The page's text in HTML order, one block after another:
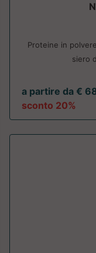
Proteine in
siero
a partire da €
sconto 20%